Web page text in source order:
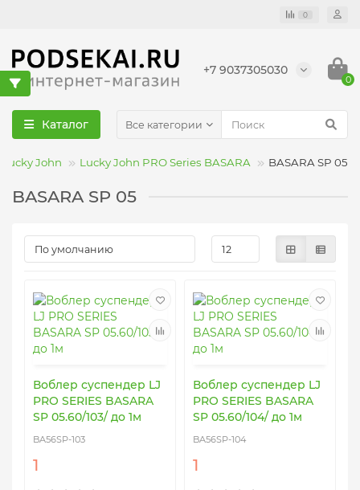
0
+7 9037305030
0
Каталог Все категории
John Lucky John PRO Series BASARA BASARA SP 05
BASARA SP 05
Воблер суспендер LJ
PRO SERIES BASARA
SP 05.60/103/ до 1м
BA56SP-103
1
Воблер суспендер LJ
PRO SERIES BASARA
SP 05.60/104/ до 1м
BA56SP-104
1